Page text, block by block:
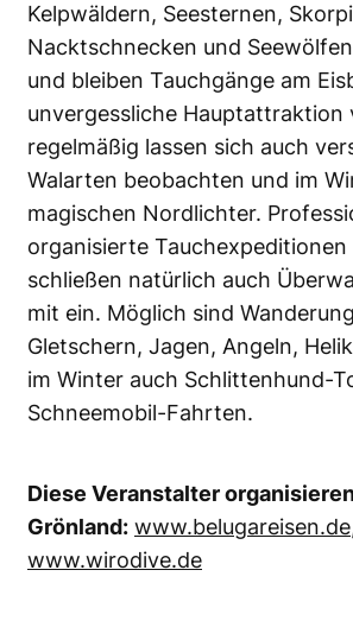
Kelpwäldern, Seesternen,
Nacktschnecken und
und bleiben Tauchgänge am
unvergessliche Hauptattraktion
regelmäßig lassen sich auch
Walarten beobachten und im
magischen Nordlichter.
organisierte Tauchexpeditionen
schließen natürlich auch
mit ein. Möglich sind
Gletschern, Jagen, Angeln,
im Winter auch Schlittenhund-
Schneemobil-Fahrten.
Diese Veranstalter
Grönland: www.belugareisen.de
www.wirodive.de